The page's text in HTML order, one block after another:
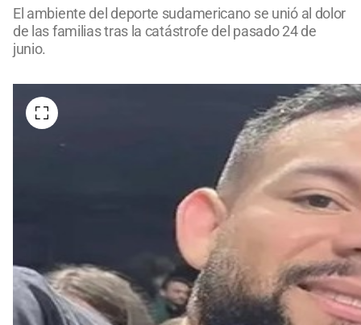
El ambiente del deporte sudamericano se unió al dolor
de las familias tras la catástrofe del pasado 24 de
junio.